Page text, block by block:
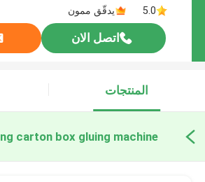
5.0
يدقّق ممون
اتصل الان
المنتجات